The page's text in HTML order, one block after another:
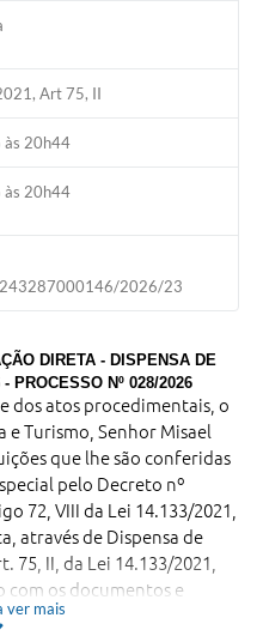
Art 75, II
20h44
20h44
2026/23
DIRETA - DISPENSA DE
- PROCESSO Nº 028/2026
dos atos procedimentais, o
Turismo, Senhor Misael
que lhe são conferidas
pelo Decreto nº
72, VIII da Lei 14.133/2021,
através de Dispensa de
II, da Lei 14.133/2021,
com os documentos e
contratado(s) possuem
ver mais